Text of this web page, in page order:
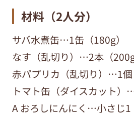
材料（2人分）
サバ水煮缶…1缶（180g）
なす（乱切り）…2本（200g
赤パプリカ（乱切り）…1個
トマト缶（ダイスカット）
A おろしにんにく…小さじ1